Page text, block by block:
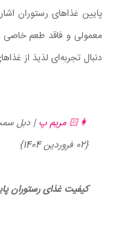
پایین غذاهای رستوران
معمولی و فاقد طعم خاصی
دنبال تجربه‌ای لذیذ از
👩🏻 مریم پ| دبل
{02 فروردین 1404}
کیفیت غذای رستوران